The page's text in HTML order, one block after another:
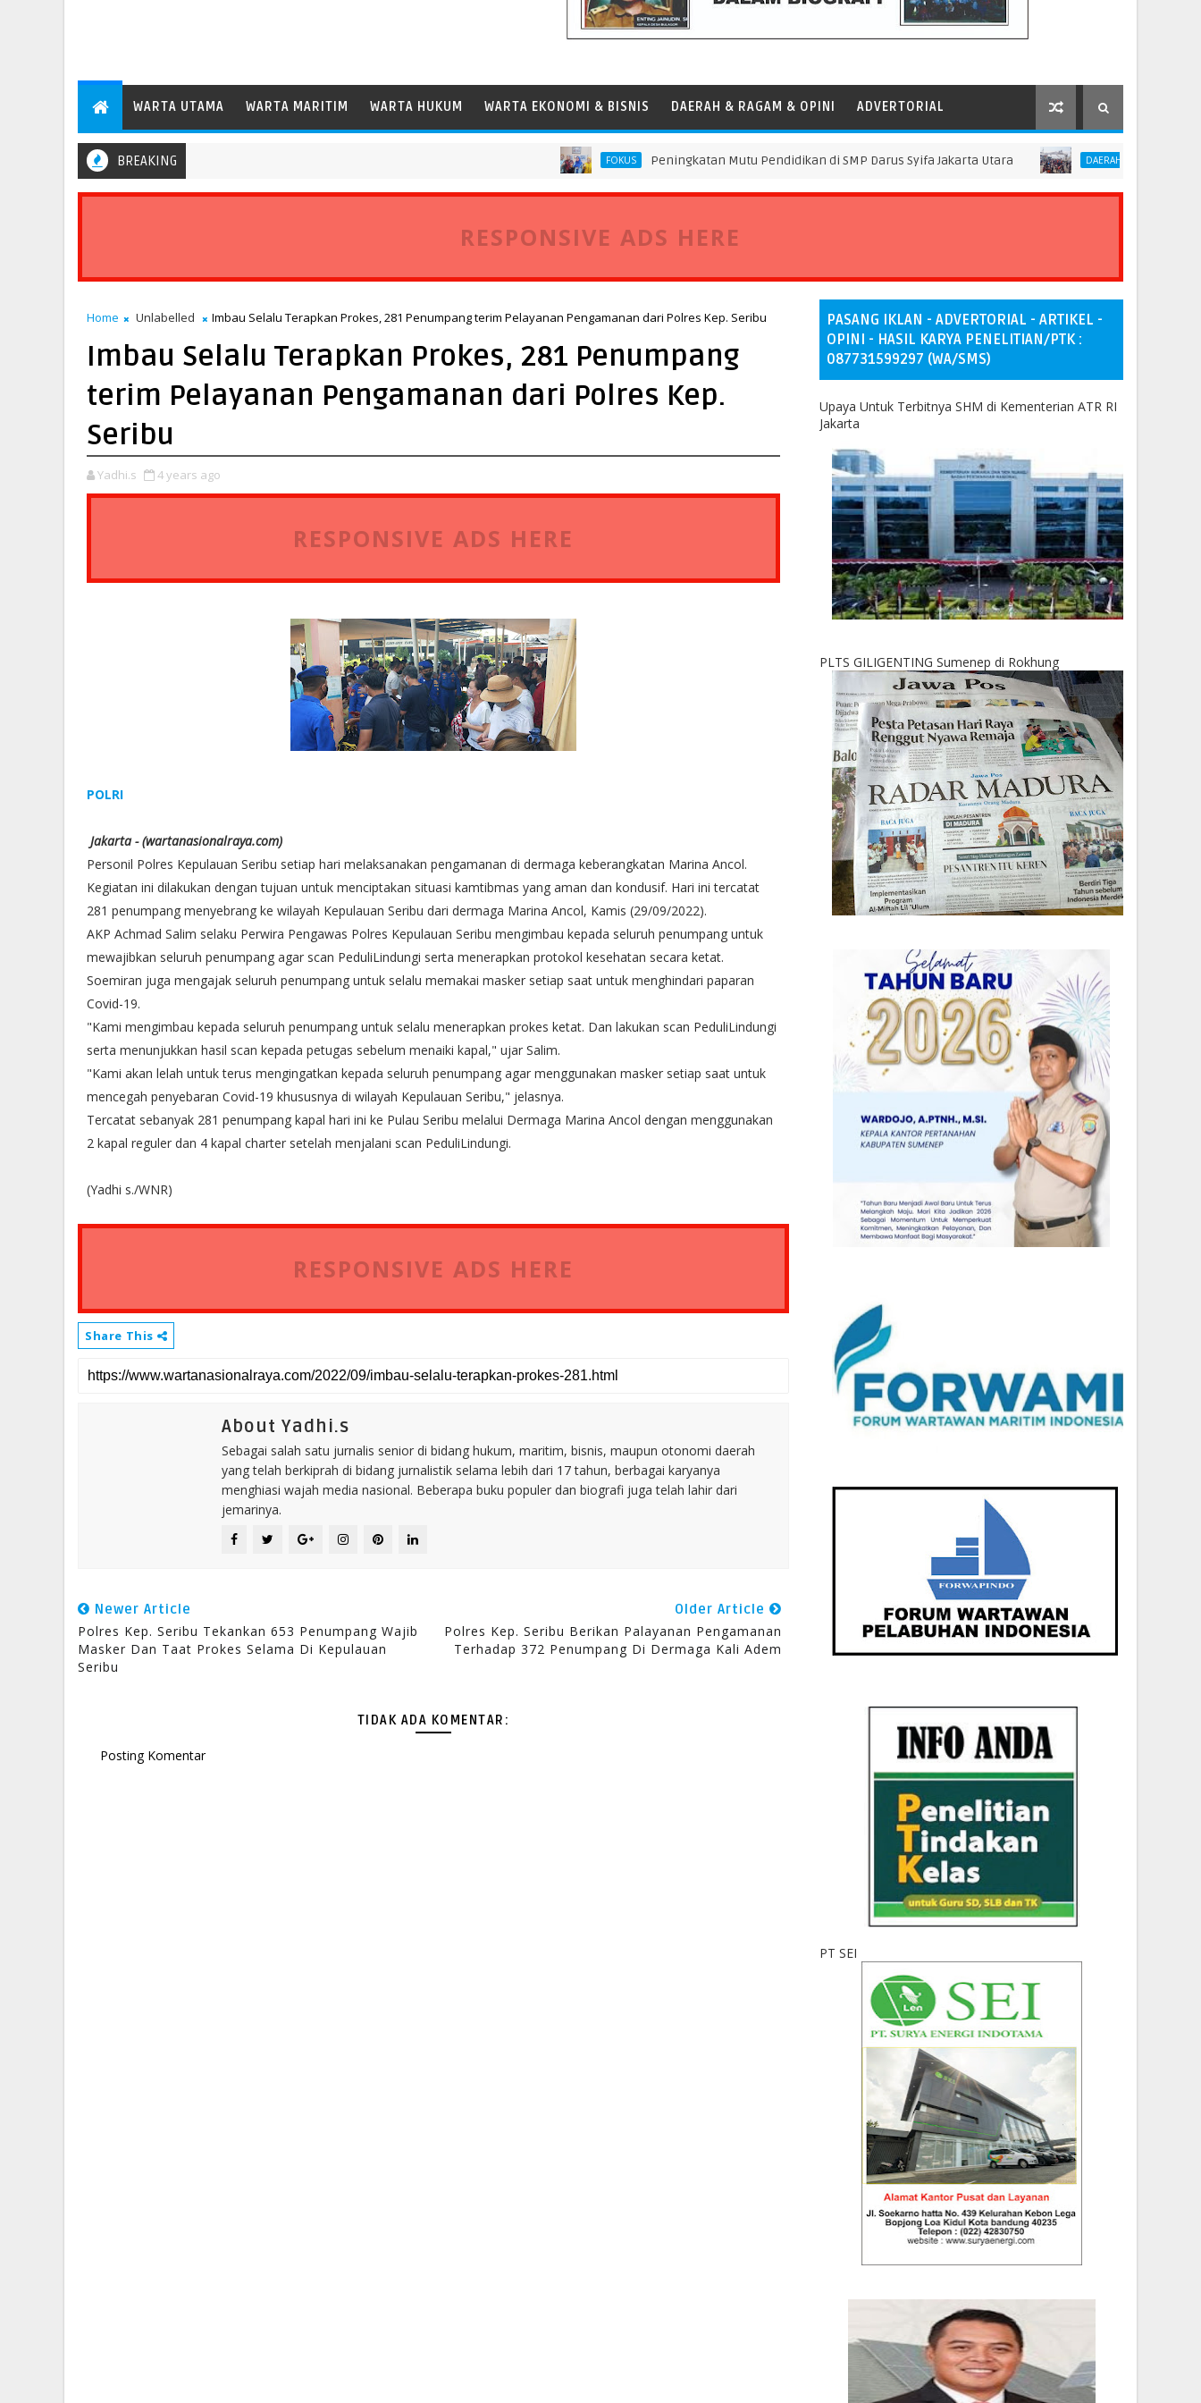
WARTA UTAMA WARTA MARITIM WARTA HUKUM WARTA EKONOMI & BISNIS DAERAH & RAGAM & OPINI ADVERTORIAL
BREAKING FOKUS Peningkatan Mutu Pendidikan di SMP Darus Syifa Jakarta Utara DAERAH Pascakejadian
Persen, Perkuat Peran Pelabuhan bagi Perekonomian Daerah
RESPONSIVE ADS HERE
Home Unlabelled Imbau Selalu Terapkan Prokes, 281 Penumpang terim Pelayanan Pengamanan dari Polres Kep. Seribu
Imbau Selalu Terapkan Prokes, 281 Penumpang
terim Pelayanan Pengamanan dari Polres Kep.
Seribu
Yadhi.s 4 years ago
RESPONSIVE ADS HERE
POLRI
Jakarta - (wartanasionalraya.com)
Personil Polres Kepulauan Seribu setiap hari melaksanakan pengamanan di dermaga keberangkatan Marina Ancol.
Kegiatan ini dilakukan dengan tujuan untuk menciptakan situasi kamtibmas yang aman dan kondusif. Hari ini tercatat
281 penumpang menyebrang ke wilayah Kepulauan Seribu dari dermaga Marina Ancol, Kamis (29/09/2022).
AKP Achmad Salim selaku Perwira Pengawas Polres Kepulauan Seribu mengimbau kepada seluruh penumpang untuk
mewajibkan seluruh penumpang agar scan PeduliLindungi serta menerapkan protokol kesehatan secara ketat.
Soemiran juga mengajak seluruh penumpang untuk selalu memakai masker setiap saat untuk menghindari paparan
Covid-19.
"Kami mengimbau kepada seluruh penumpang untuk selalu menerapkan prokes ketat. Dan lakukan scan PeduliLindungi
serta menunjukkan hasil scan kepada petugas sebelum menaiki kapal," ujar Salim.
"Kami akan lelah untuk terus mengingatkan kepada seluruh penumpang agar menggunakan masker setiap saat untuk
mencegah penyebaran Covid-19 khususnya di wilayah Kepulauan Seribu," jelasnya.
Tercatat sebanyak 281 penumpang kapal hari ini ke Pulau Seribu melalui Dermaga Marina Ancol dengan menggunakan
2 kapal reguler dan 4 kapal charter setelah menjalani scan PeduliLindungi.
(Yadhi s./WNR)
RESPONSIVE ADS HERE
Share This
About Yadhi.s
Sebagai salah satu jurnalis senior di bidang hukum, maritim, bisnis, maupun otonomi daerah
yang telah berkiprah di bidang jurnalistik selama lebih dari 17 tahun, berbagai karyanya
menghiasi wajah media nasional. Beberapa buku populer dan biografi juga telah lahir dari
jemarinya.
Newer Article
Polres Kep. Seribu Tekankan 653 Penumpang Wajib
Masker Dan Taat Prokes Selama Di Kepulauan
Seribu
Older Article
Polres Kep. Seribu Berikan Palayanan Pengamanan
Terhadap 372 Penumpang Di Dermaga Kali Adem
TIDAK ADA KOMENTAR:
Posting Komentar
PASANG IKLAN - ADVERTORIAL - ARTIKEL -
OPINI - HASIL KARYA PENELITIAN/PTK :
087731599297 (WA/SMS)
Upaya Untuk Terbitnya SHM di Kementerian ATR RI
Jakarta
PLTS GILIGENTING Sumenep di Rokhung
PT SEI